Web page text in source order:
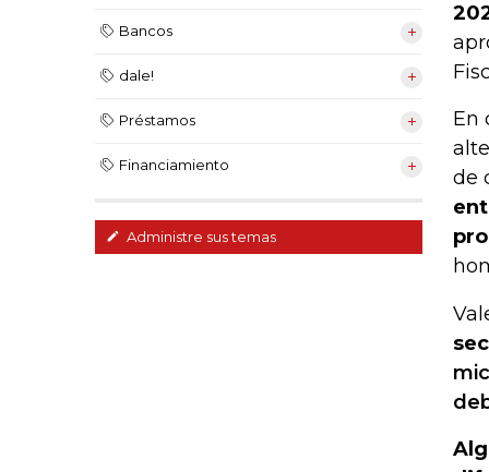
Bancos
dale!
Préstamos
Financiamiento
Administre sus temas
En
de